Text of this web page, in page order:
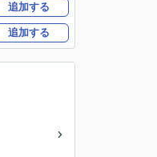
追加する
追加する